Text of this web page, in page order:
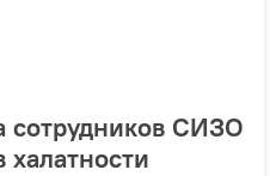
сотрудников СИЗО